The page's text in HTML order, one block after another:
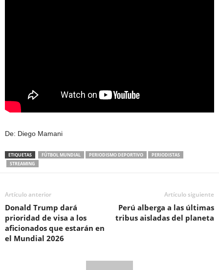
De: Diego Mamani
ETIQUETAS FÚTBOL MUNDIAL PERIODISMO DEPORTIVO
PERIODISTAS
STREAMING
Artículo anterior
Donald Trump dará
prioridad de visa a los
aficionados que estarán en
el Mundial 2026
Artículo siguiente
Perú alberga a las últimas
tribus aisladas del planeta